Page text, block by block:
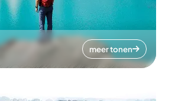
meer tonen